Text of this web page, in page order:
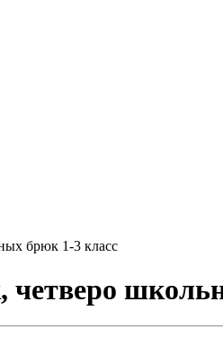
брюк 1-3 класс